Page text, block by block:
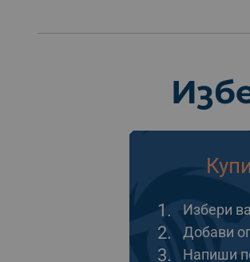
1. Избери
2. Добави
3. Напиши